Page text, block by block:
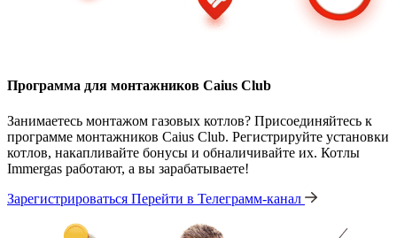
Программа для монтажников Caius Club
Занимаетесь монтажом газовых котлов? Присоединяйтесь к
программе монтажников Caius Club. Регистрируйте установки
котлов, накапливайте бонусы и обналичивайте их. Котлы
Immergas работают, а вы зарабатываете!
Зарегистрироваться Перейти в Телеграмм-канал